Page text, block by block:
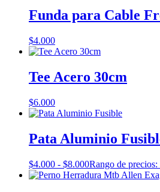
Funda para Cable
$4.000
Tee Acero 30cm
$6.000
Pata Aluminio
$4.000 - $8.000Rango de